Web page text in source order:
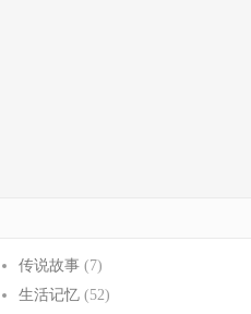
传说故事(7)
生活记忆(52)